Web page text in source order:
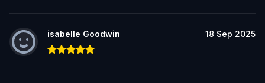
isabelle Goodwin 18 Sep 2025